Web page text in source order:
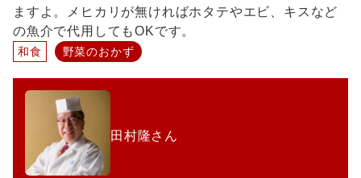
ますよ。メヒカリが無ければホタテやエビ、キスなど
の魚介で代用してもOKです。
和食 野菜のおかず
田村隆さん